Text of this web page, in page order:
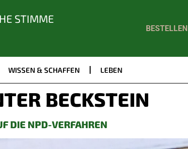
STIMME
BESTELLEN
WISSEN & SCHAFFEN LEBEN
BECKSTEIN
DIE NPD-VERFAHREN